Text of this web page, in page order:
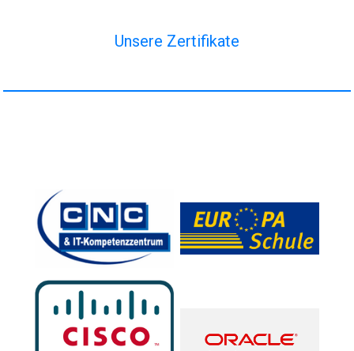
Unsere Zertifikate